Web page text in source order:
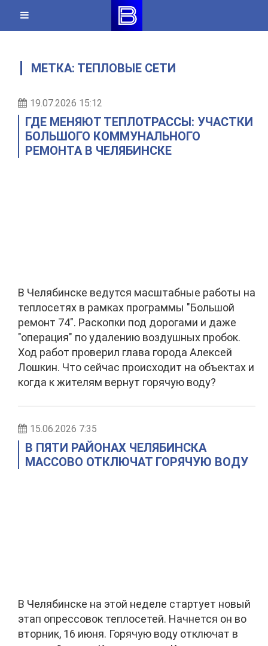
content
МЕТКА: ТЕПЛОВЫЕ СЕТИ
19.07.2026 15:12
ГДЕ МЕНЯЮТ ТЕПЛОТРАССЫ: УЧАСТКИ
БОЛЬШОГО КОММУНАЛЬНОГО
РЕМОНТА В ЧЕЛЯБИНСКЕ
В Челябинске ведутся масштабные работы на
теплосетях в рамках программы "Большой
ремонт 74". Раскопки под дорогами и даже
"операция" по удалению воздушных пробок.
Ход работ проверил глава города Алексей
Лошкин. Что сейчас происходит на объектах и
когда к жителям вернут горячую воду?
15.06.2026 7:35
В ПЯТИ РАЙОНАХ ЧЕЛЯБИНСКА
МАССОВО ОТКЛЮЧАТ ГОРЯЧУЮ ВОДУ
В Челябинске на этой неделе стартует новый
этап опрессовок теплосетей. Начнется он во
вторник, 16 июня. Горячую воду отключат в